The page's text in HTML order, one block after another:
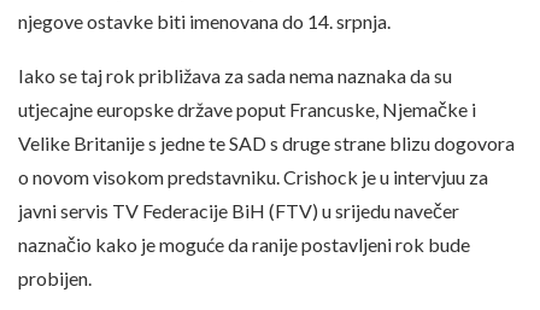
njegove ostavke biti imenovana do 14. srpnja.
Iako se taj rok približava za sada nema naznaka da su
utjecajne europske države poput Francuske, Njemačke i
Velike Britanije s jedne te SAD s druge strane blizu dogovora
o novom visokom predstavniku. Crishock je u intervjuu za
javni servis TV Federacije BiH (FTV) u srijedu navečer
naznačio kako je moguće da ranije postavljeni rok bude
probijen.